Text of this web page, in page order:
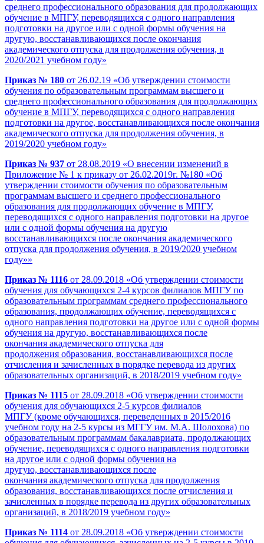
среднего профессионального образования для продолжающих
обучение в МПГУ, переводящихся с одного направления
подготовки на другое или с одной формы обучения на
другую, восстанавливающихся после окончания
академического отпуска для продолжения обучения, в
2020/2021 учебном году»
Приказ № 180 от 26.02.19 «Об утверждении стоимости
обучения по образовательным программам высшего и
среднего профессионального образования для продолжающих
обучение в МПГУ, переводящихся с одного направления
подготовки на другое, восстанавливающихся после окончания
академического отпуска для продолжения обучения, в
2019/2020 учебном году»
Приказ № 937 от 28.08.2019 «О внесении изменений в
Приложение № 1 к приказу от 26.02.2019г. №180 «Об
утверждении стоимости обучения по образовательным
программам высшего и среднего профессионального
образования для продолжающих обучение в МПГУ,
переводящихся с одного направления подготовки на другое
или с одной формы обучения на другую
восстанавливающихся после окончания академического
отпуска для продолжения обучения, в 2019/2020 учебном
году»»
Приказ № 1116 от 28.09.2018 «Об утверждении стоимости
обучения для обучающихся 2-4 курсов филиалов МПГУ по
образовательным программам среднего профессионального
образования, продолжающих обучение, переводящихся с
одного направления подготовки на другое или с одной формы
обучения на другую, восстанавливающихся после
окончания академического отпуска для
продолжения образования, восстанавливающихся после
отчисления и зачисленных в порядке перевода из других
образовательных организаций, в 2018/2019 учебном году»
Приказ № 1115 от 28.09.2018 «Об утверждении стоимости
обучения для обучающихся 2-5 курсов филиалов
МПГУ (кроме обучающихся, переведенных в 2015/2016
учебном году на 2-5 курсы из МГГУ им. М.А. Шолохова) по
образовательным программам бакалавриата, продолжающих
обучение, переводящихся с одного направления подготовки
на другое или с одной формы обучения на
другую, восстанавливающихся после
окончания академического отпуска для продолжения
образования, восстанавливающихся после отчисления и
зачисленных в порядке перевода из других образовательных
организаций, в 2018/2019 учебном году»
Приказ № 1114 от 28.09.2018 «Об утверждении стоимости